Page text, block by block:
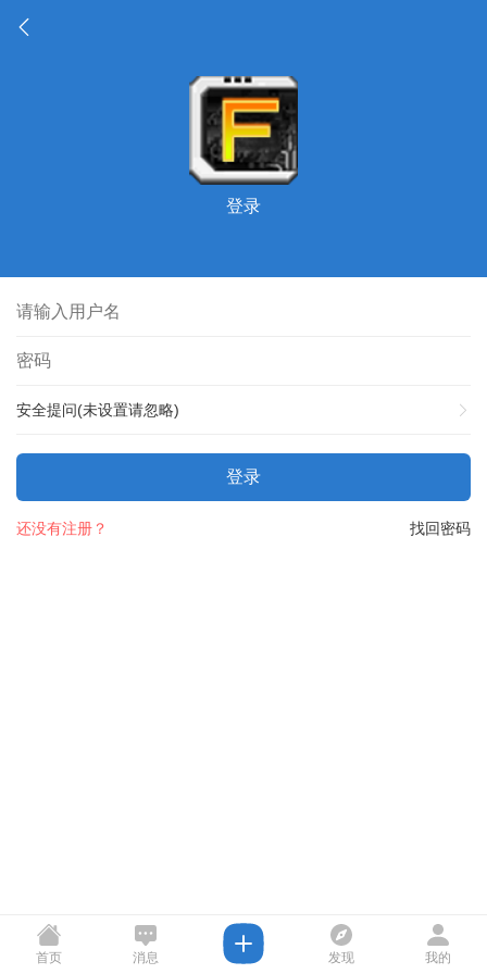
登录
安全提问(未设置请忽略)
登录
找回密码
还没有注册？
首页 消息 发现 我的